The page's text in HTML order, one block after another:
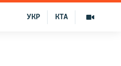
КТА
УКР